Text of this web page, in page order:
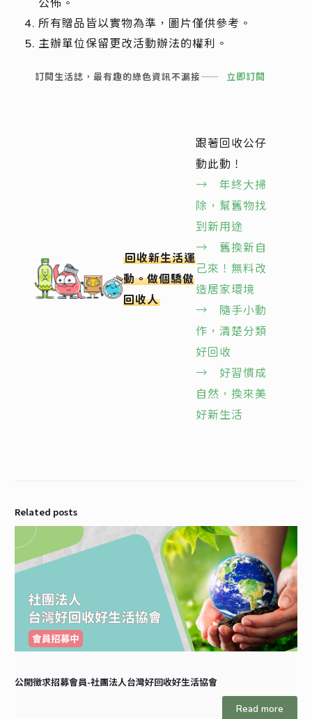
所有贈品皆以實物為準，圖片僅供參考。
主辦單位保留更改活動辦法的權利。
訂閱生活誌，最有趣的綠色資訊不漏接—— 立即訂閱
回收新生活運
動。做個驕傲
回收人
跟著回收公仔
動此動！
→ 年終大掃
除，幫舊物找
到新用途
→ 舊換新自
己來！無料改
造居家環境
→ 隨手小動
作，清楚分類
好回收
→ 好習慣成
自然，換來美
好新生活
Related posts
公開徵求招募會員-社團法人台灣好回收好生活協會
Read more